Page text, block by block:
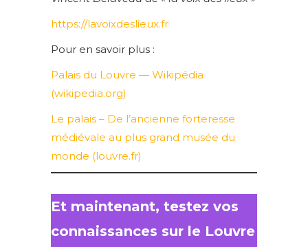
https://lavoixdeslieux.fr
Pour en savoir plus :
Palais du Louvre — Wikipédia
(wikipedia.org)
Le palais – De l’ancienne forteresse
médiévale au plus grand musée du
monde (louvre.fr)
Et maintenant, testez vos
connaissances sur le Louvre